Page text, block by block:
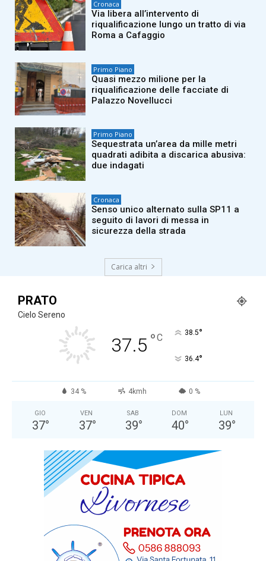
Cronaca
Via libera all’intervento di
riqualificazione lungo un tratto di via
Roma a Cafaggio
Primo Piano
Quasi mezzo milione per la
riqualificazione delle facciate di
Palazzo Novellucci
Primo Piano
Sequestrata un’area da mille metri
quadrati adibita a discarica abusiva:
due indagati
Cronaca
Senso unico alternato sulla SP11 a
seguito di lavori di messa in
sicurezza della strada
Carica altri
PRATO
Cielo Sereno
37.5 °C 38.5°
36.4°
34 % 4kmh 0 %
GIO
37°
VEN
37°
SAB
39°
DOM
40°
LUN
39°